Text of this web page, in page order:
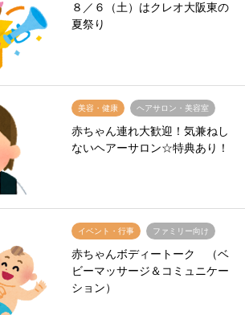
８／６（土）はクレオ大阪東の
夏祭り
美容・健康 ヘアサロン・美容室
赤ちゃん連れ大歓迎！気兼ねし
ないヘアーサロン☆特典あり！
イベント・行事 ファミリー向け
赤ちゃんボディートーク （ベ
ビーマッサージ＆コミュニケー
ション）